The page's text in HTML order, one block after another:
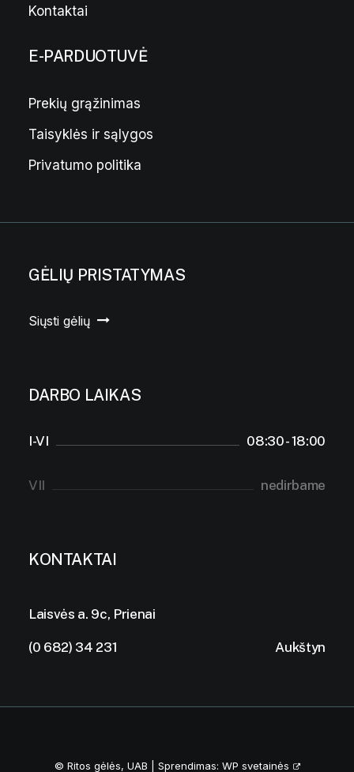
Kontaktai
E-PARDUOTUVĖ
Prekių grąžinimas
Taisyklės ir sąlygos
Privatumo politika
GĖLIŲ PRISTATYMAS
Siųsti gėlių
DARBO LAIKAS
I-VI 08:30 - 18:00
VII nedirbame
KONTAKTAI
Laisvės a. 9c, Prienai
(0 682) 34 231 Aukštyn
© Ritos gėlės, UAB | Sprendimas: WP svetainės